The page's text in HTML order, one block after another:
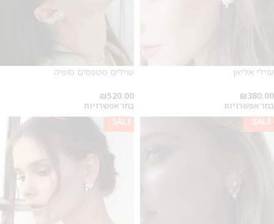
עגילי אליאן
₪380.00
בחר אפשרויות
עגילים מטפסים סופיה
₪520.00
בחר אפשרויות
SALE
SALE